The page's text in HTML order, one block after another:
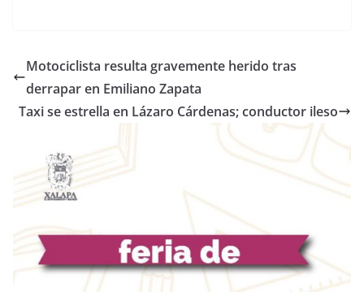
Motociclista resulta gravemente herido tras
derrapar en Emiliano Zapata
Taxi se estrella en Lázaro Cárdenas; conductor ileso